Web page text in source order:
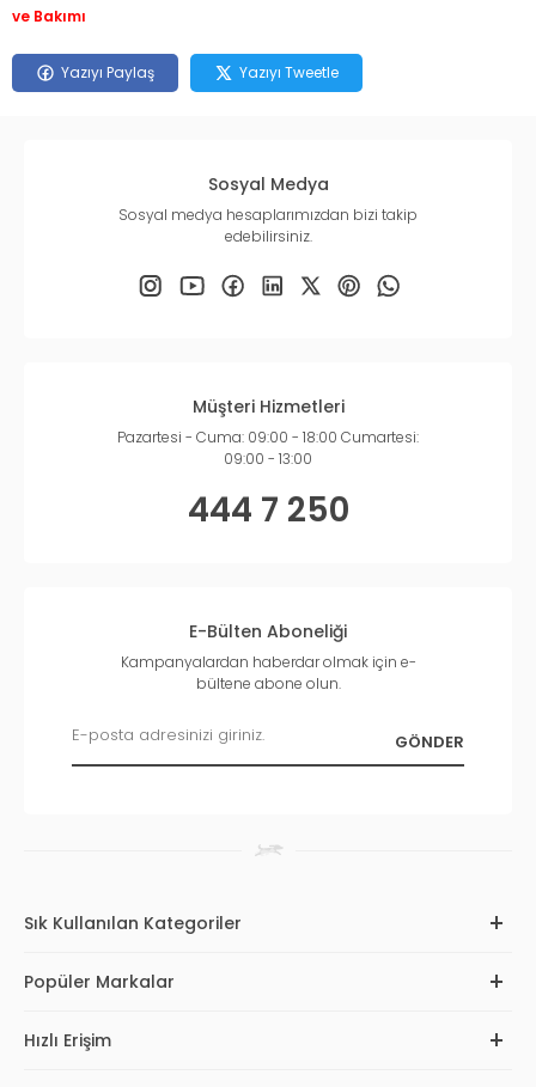
ve Bakımı
Yazıyı Paylaş Yazıyı Tweetle
Sosyal Medya
Sosyal medya hesaplarımızdan bizi takip
edebilirsiniz.
Müşteri Hizmetleri
Pazartesi - Cuma: 09:00 - 18:00 Cumartesi:
09:00 - 13:00
444 7 250
E-Bülten Aboneliği
Kampanyalardan haberdar olmak için e-
bültene abone olun.
Sık Kullanılan Kategoriler
Popüler Markalar
Hızlı Erişim